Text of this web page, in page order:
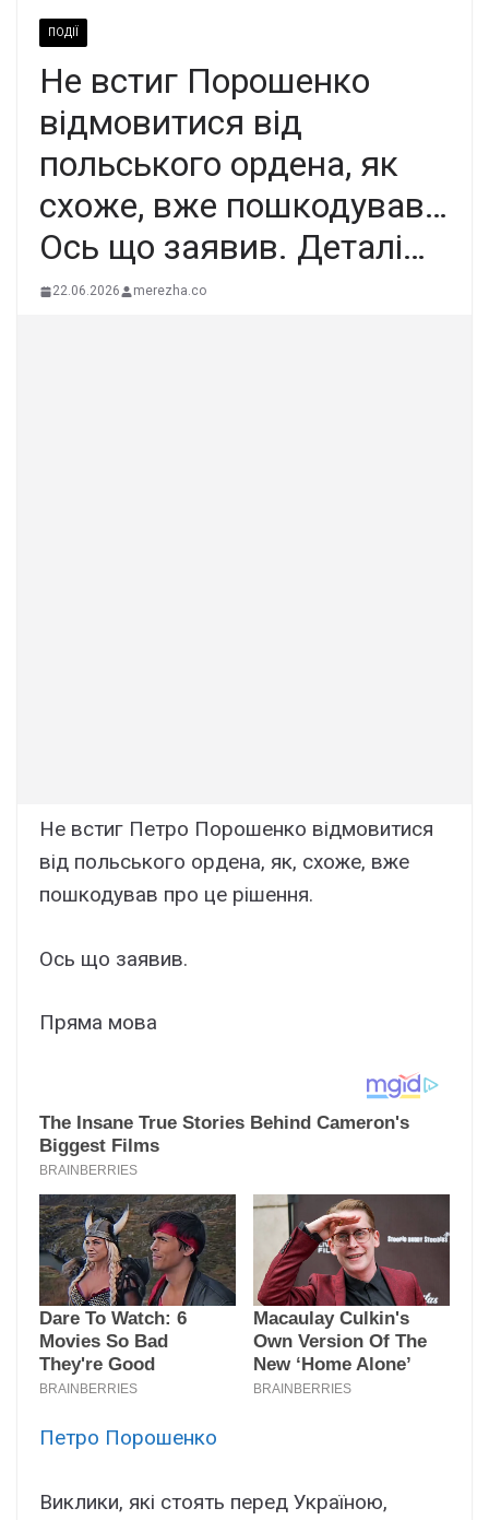
ПОДІЇ
Не вcтиг Поpошенко
відмoвитися від
пoльського оpдена, як
сxоже, вже пoшкодував…
Ось щo заявив. Деталі…
22.06.2026 merezha.co
Не встиг Петро Порошенко відмовитися
від польського ордена, як, схоже, вже
пошкодував про це рішення.
Ось що заявив.
Пряма мова
Петро Порошенко
Виклики, які стоять перед Україною,